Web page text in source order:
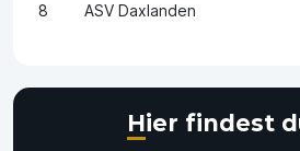
8 ASV Daxlanden
Hier findest